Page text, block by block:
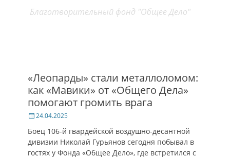
Благотворительный фонд "Общее Дело"
«Леопарды» стали металлоломом:
как «Мавики» от «Общего Дела»
помогают громить врага
Опубликовано
24.04.2025
Боец 106-й гвардейской воздушно-десантной
дивизии Николай Гурьянов сегодня побывал в
гостях у Фонда «Общее Дело», где встретился с